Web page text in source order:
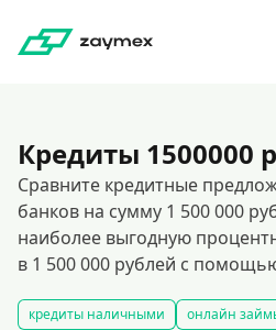
Кредиты 1500000
Сравните кредитные
банков на сумму 1 500 000
наиболее выгодную
в 1 500 000 рублей с
кредиты наличными онлайн